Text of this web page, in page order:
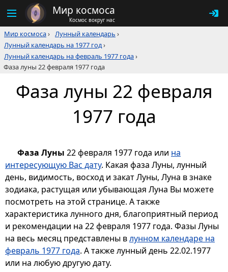
Мир космоса
Космос вокруг нас
Мир космоса› Лунный календарь ›
Лунный календарь на 1977 год›
Лунный календарь на февраль 1977 года›
Фаза луны 22 февраля 1977 года
Фаза луны 22 февраля
1977 года
Фаза Луны 22 февраля 1977 года или на
интересующую Вас дату. Какая фаза Луны, лунный
день, видимость, восход и закат Луны, Луна в знаке
зодиака, растущая или убывающая Луна Вы можете
посмотреть на этой странице. А также
характеристика лунного дня, благоприятный период
и рекомендации на 22 февраля 1977 года. Фазы Луны
на весь месяц представлены влунном календаре на
февраль 1977 года. А также лунный день 22.02.1977
или на любую другую дату.